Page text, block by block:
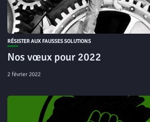
RÉSISTER AUX FAUSSES SOLUTIONS
Nos vœux pour 2022
2 février 2022